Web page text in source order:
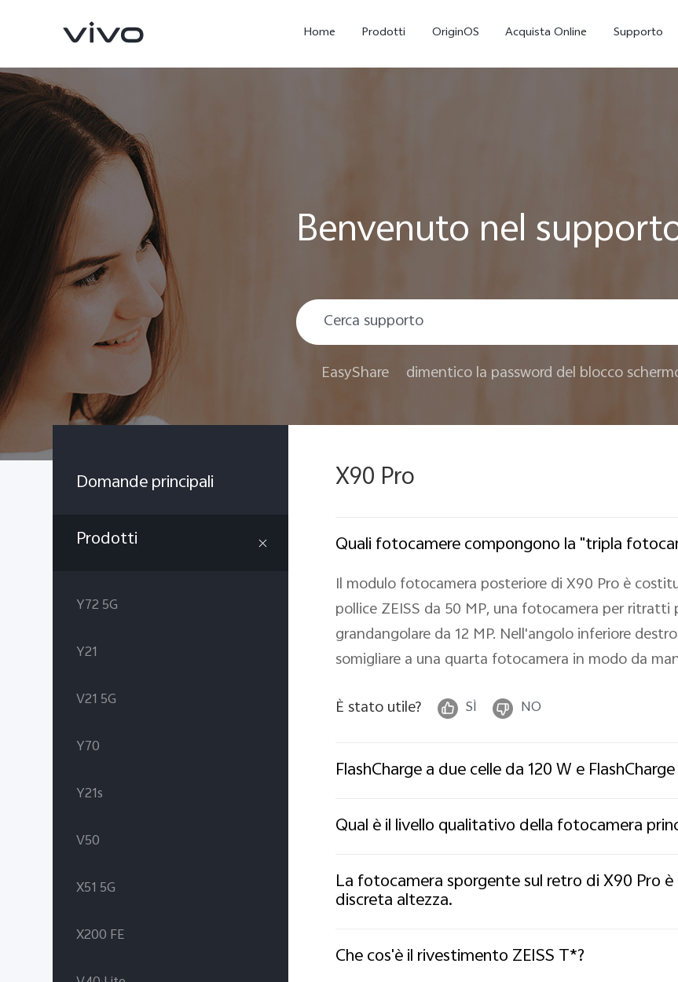
Home Prodotti OriginOS Acquista Online Supporto
X300 Ultra nuovo Benvenuto nel
EasyShare dimentico la password del blocco
Domande principali
Prodotti
Y72 5G
Y21
V21 5G
Y70
Y21s
V50
X51 5G
X200 FE
X90 Pro
Quali fotocamere compongono la "tripla
Il modulo fotocamera posteriore di X90 Pro è
pollice ZEISS da 50 MP, una fotocamera per
grandangolare da 12 MP. Nell'angolo inferiore
somigliare a una quarta fotocamera in modo da
È stato utile?
SÌ NO
FlashCharge a due celle da 120 W e
Qual è il livello qualitativo della fotocamera
La fotocamera sporgente sul retro di X90 Pro
discreta altezza.
Che cos'è il rivestimento ZEISS T*?